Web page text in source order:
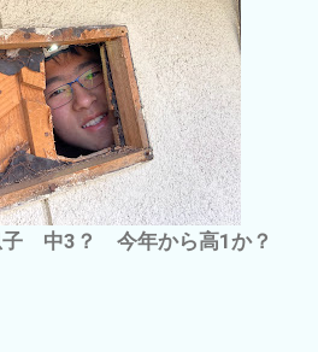
中3？ 今年から高1か？